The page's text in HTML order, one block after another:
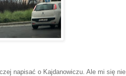
napisać o Kajdanowiczu. Ale mi się nie